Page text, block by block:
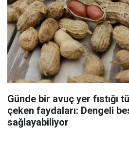
Günde bir avuç yer fıstığı
çeken faydaları: Dengeli
sağlayabiliyor